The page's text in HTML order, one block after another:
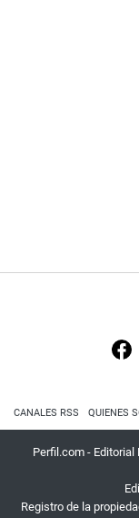
CANALES RSS QUIENES
Perfil.com - Editorial
Registro de la